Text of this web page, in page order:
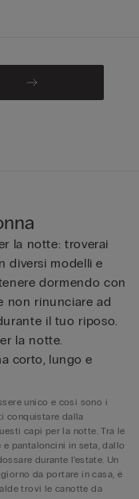
la notte: troverai
diversi modelli e
dormendo con
non rinunciare ad
il tuo riposo.
la notte.
corto, lungo e
unico e così sono i
conquistare dalla
capi per la notte. Tra le
pantaloncini in seta, dallo
durante l’estate. Un
da portare in casa, è
trovi le canotte da